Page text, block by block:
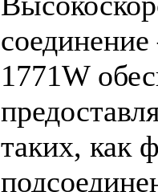
1771W
таких, как